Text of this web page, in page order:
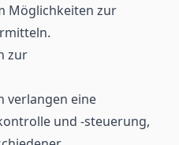
Möglichkeiten zur
zur
verlangen eine
und -steuerung,